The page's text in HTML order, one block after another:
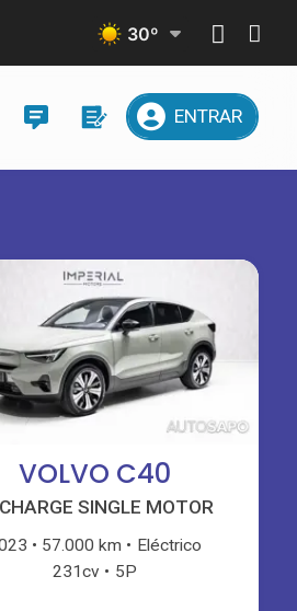
30º
ENTRAR
VOLVO C40
SINGLE MOTOR
57.000 km
Eléctrico
231cv
5P